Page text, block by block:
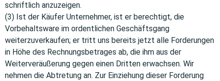
schriftlich anzuzeigen.
(3) Ist der Käufer Unternehmer, ist er berechtigt, die
Vorbehaltsware im ordentlichen Geschäftsgang
weiterzuverkaufen; er tritt uns bereits jetzt alle Forderungen
in Höhe des Rechnungsbetrages ab, die ihm aus der
Weiterveräußerung gegen einen Dritten erwachsen. Wir
nehmen die Abtretung an. Zur Einziehung dieser Forderung